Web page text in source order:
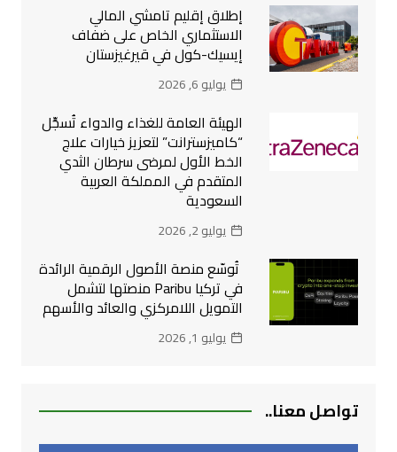
إطلاق إقليم تامشي المالي
الاستثماري الخاص على ضفاف
إيسيك-كول في قيرغيزستان
يوليو 6, 2026
الهيئة العامة للغذاء والدواء تُسجِّل
“كاميزسترانت” لتعزيز خيارات علاج
الخط الأول لمرضى سرطان الثدي
المتقدم في المملكة العربية
السعودية
يوليو 2, 2026
تُوسّع منصة الأصول الرقمية الرائدة
في تركيا Paribu منصتها لتشمل
التمويل اللامركزي والعائد والأسهم
يوليو 1, 2026
تواصل معنا..